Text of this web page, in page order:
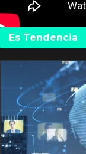
Es Tendencia